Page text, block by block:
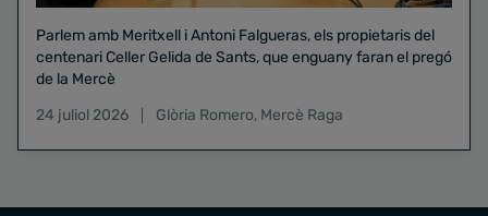
Parlem amb Meritxell i Antoni Falgueras, els propietaris del
centenari Celler Gelida de Sants, que enguany faran el pregó
de la Mercè
24 juliol 2026
Glòria Romero, Mercè Raga